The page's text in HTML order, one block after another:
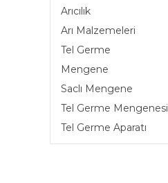
Arıcılık
Arı Malzemeleri
Tel Germe
Mengene
Saclı Mengene
Tel Germe Mengenesi
Tel Germe Aparatı